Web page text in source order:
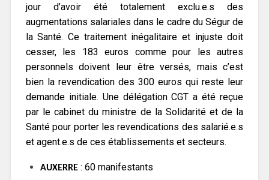
jour d’avoir été totalement exclu.e.s des
augmentations salariales dans le cadre du Ségur de
la Santé. Ce traitement inégalitaire et injuste doit
cesser, les 183 euros comme pour les autres
personnels doivent leur être versés, mais c’est
bien la revendication des 300 euros qui reste leur
demande initiale. Une délégation CGT a été reçue
par le cabinet du ministre de la Solidarité et de la
Santé pour porter les revendications des salarié.e.s
et agent.e.s de ces établissements et secteurs.
AUXERRE : 60 manifestants